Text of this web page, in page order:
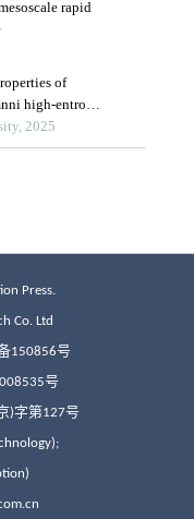
Press.
Co. Ltd
150856号
号
)字第127号